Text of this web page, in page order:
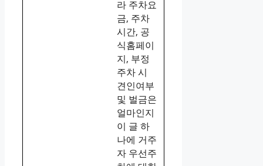
라 주차요
금, 주차
시간, 공
식홈페이
지, 부정
주차 시
견인여부
및 벌금은
얼마인지
이 글 하
나에 거주
자 우선주